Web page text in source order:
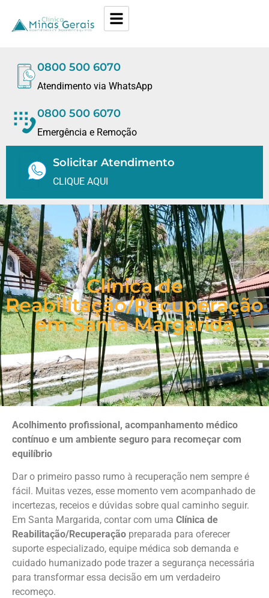
0800 500 6070
Atendimento via WhatsApp
0800 500 6070
Emergência e Remoção
Solicitar Atendimento
CLIQUE AQUI
Clínica de
Reabilitação/Recuperação
em Santa Margarida
Acolhimento profissional, acompanhamento médico
contínuo e um ambiente seguro para recomeçar com
equilíbrio
Dar o primeiro passo rumo à recuperação nem sempre é
fácil. Muitas vezes, esse momento vem acompanhado de
incertezas, receios e dúvidas sobre qual caminho seguir.
Em Santa Margarida, contar com uma Clínica de
Reabilitação/Recuperação preparada para oferecer
suporte especializado, equipe médica sob demanda e
cuidado humanizado pode trazer a segurança necessária
para transformar essa decisão em um verdadeiro
recomeço.